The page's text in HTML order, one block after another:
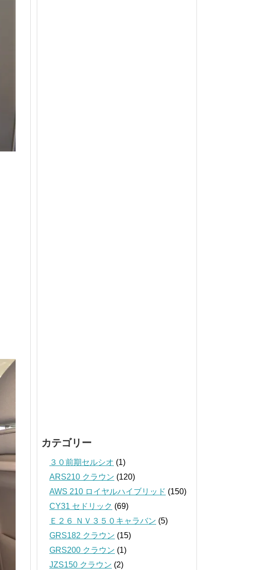
カテゴリー
３０前期セルシオ (1)
ARS210 クラウン (120)
AWS 210 ロイヤルハイブリッド (150)
CY31 セドリック (69)
Ｅ２６ ＮＶ３５０キャラバン (5)
GRS182 クラウン (15)
GRS200 クラウン (1)
JZS150 クラウン (2)